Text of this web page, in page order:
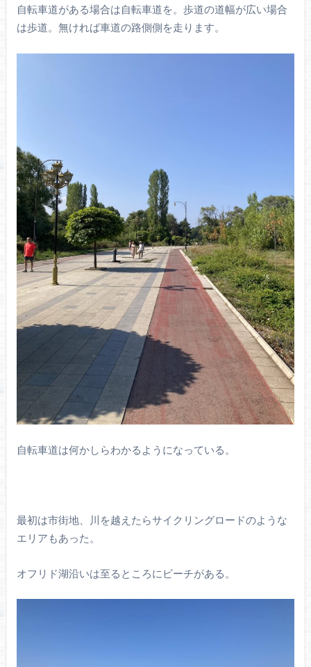
自転車道がある場合は自転車道を。歩道の道幅が広い場合
は歩道。無ければ車道の路側側を走ります。
自転車道は何かしらわかるようになっている。
最初は市街地、川を越えたらサイクリングロードのような
エリアもあった。
オフリド湖沿いは至るところにビーチがある。